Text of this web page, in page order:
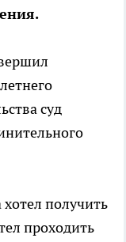
суд
получить
проходить